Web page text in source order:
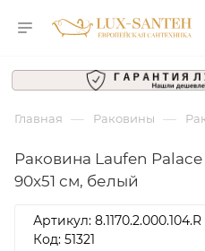
Главная — Раковины —
Раковина Laufen Palace
90x51 см, белый
Артикул: 8.1170.2.000.104.R
Код: 51321